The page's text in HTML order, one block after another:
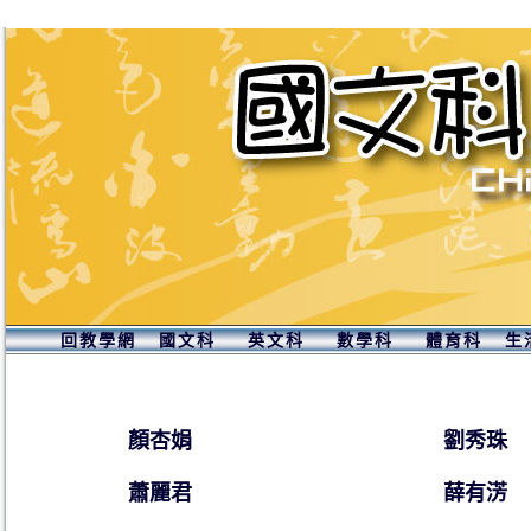
回教學網 國文科 英文科 數學科 體育科 生
顏杏娟 劉秀珠
蕭麗君 薛有淓